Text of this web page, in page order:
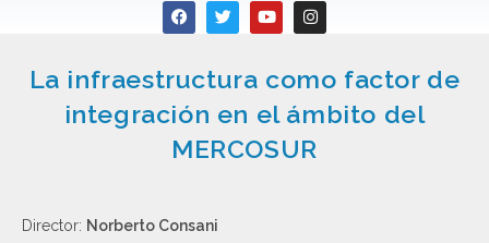
La infraestructura como factor de
integración en el ámbito del
MERCOSUR
Director: Norberto Consani